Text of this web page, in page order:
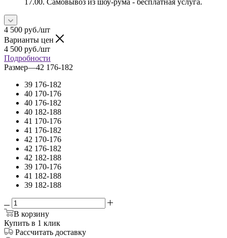
4 500 руб./шт
Варианты цен
4 500 руб./шт
Подробности
Размер—42 176-182
39 176-182
40 170-176
40 176-182
40 182-188
41 170-176
41 176-182
42 170-176
42 176-182
42 182-188
39 170-176
41 182-188
39 182-188
В корзину
Купить в 1 клик
Рассчитать доставку